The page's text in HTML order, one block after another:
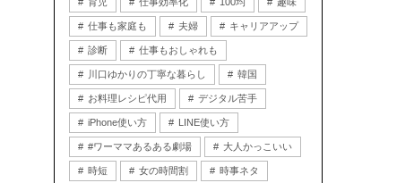
仕事も家庭も 夫婦 キャリアアップ
診断 仕事もおしゃれも
川口ゆかりの丁寧な暮らし 韓国
お料理レシピ代用 デジタル苦手
iPhone使い方 LINE使い方
#ワーママあるある劇場 大人かっこいい
時短 女の時間割 時事ネタ